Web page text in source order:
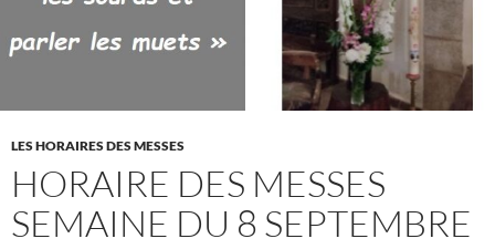
LES HORAIRES DES MESSES
HORAIRE DES MESSES
SEMAINE DU 8 SEPTEMBRE